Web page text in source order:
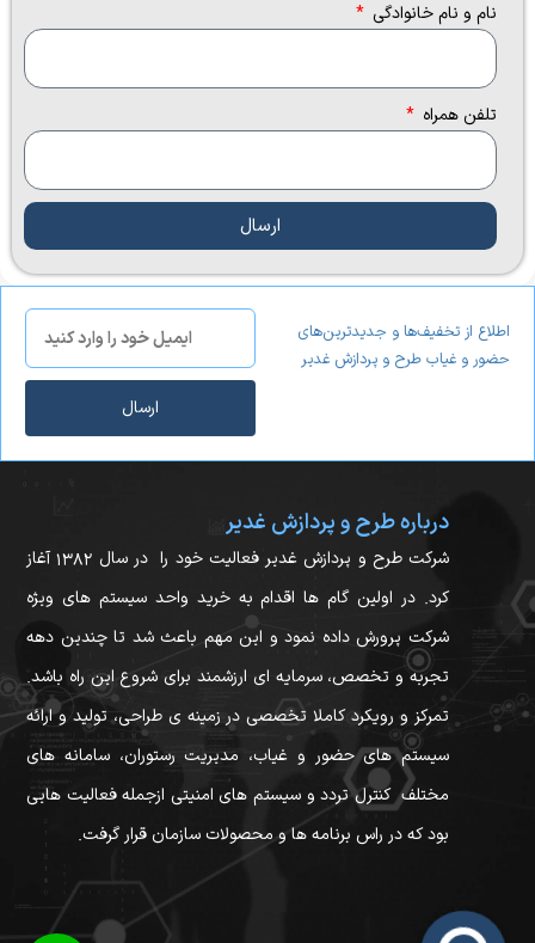
نام و نام خانوادگی
تلفن همراه
ارسال
اطلاع از تخفیف‌ها و جدیدترین‌های
حضور و غیاب طرح و پردازش غدیر
ارسال
درباره طرح و پردازش غدیر
شرکت طرح و پردازش غدیر فعالیت خود را در سال ۱۳۸۲ آغاز
کرد. در اولین گام ها اقدام به خرید واحد سیستم های ویژه
شرکت پرورش داده نمود و این مهم باعث شد تا چندین دهه
تجربه و تخصص، سرمایه ای ارزشمند برای شروع این راه باشد.
تمرکز و رویکرد کاملا تخصصی در زمینه ی طراحی، تولید و ارائه
سیستم های حضور و غیاب، مدیریت رستوران، سامانه های
مختلف کنترل تردد و سیستم های امنیتی ازجمله فعالیت هایی
بود که در راس برنامه ها و محصولات سازمان قرار گرفت.